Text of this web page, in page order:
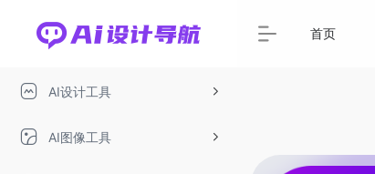
AI设计工具
AI图像工具
首页